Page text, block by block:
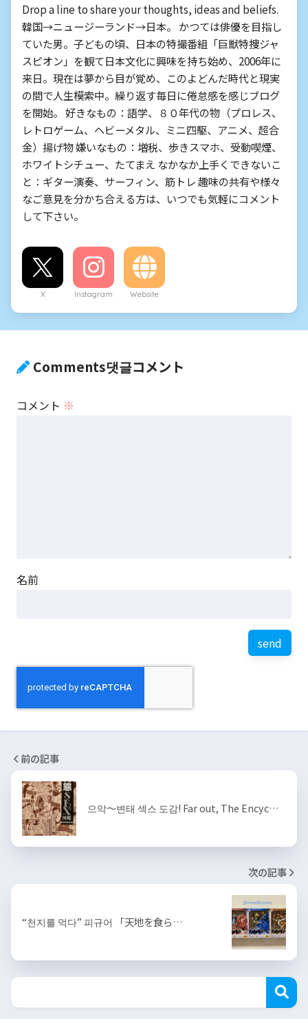
Drop a line to share your thoughts, ideas and beliefs.
韓国→ニュージーランド→日本。 かつては俳優を目指し
ていた男。子どもの頃、日本の特撮番組「巨獣特捜ジャ
スピオン」を観て日本文化に興味を持ち始め、2006年に
来日。現在は夢から目が覚め、このよどんだ時代と現実
の間で人生模索中。繰り返す毎日に倦怠感を感じブログ
を開始。 好きなもの：語学、８０年代の物（プロレス、
レトロゲーム、ヘビーメタル、ミニ四駆、アニメ、超合
金）揚げ物 嫌いなもの：増税、歩きスマホ、受動喫煙、
ホワイトシチュー、たてまえ なかなか上手くできないこ
と：ギター演奏、サーフィン、筋トレ 趣味の共有や様々
なご意見を分かち合える方は、いつでも気軽にコメント
して下さい。
X Instagram Website
Comments댓글コメント
コメント ※
名前
前の記事
으악～변태 섹스 도감! Far out, The Encyc…
次の記事
“천지를 먹다” 피규어 「天地を食ら…